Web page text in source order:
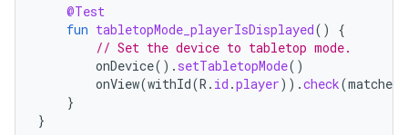
@Test
fun tabletopMode_playerIsDisplayed()
{
// Set the device to tabletop mode.
onDevice(). setTabletopMode()
onView(withId(R . id .player)).check(matches
}
}